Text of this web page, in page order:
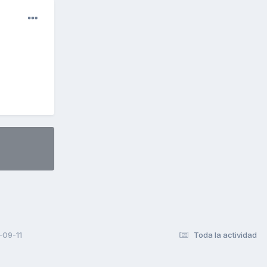
Toda la actividad
11